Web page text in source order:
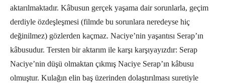
aktarılmaktadır. Kâbusun gerçek yaşama dair sorunlarla, geçim
derdiyle özdeşleşmesi (filmde bu sorunlara neredeyse hiç
değinilmez) gözlerden kaçmaz. Naciye’nin yaşantısı Serap’ın
kâbusudur. Tersten bir aktarım ile karşı karşıyayızdır: Serap
Naciye’nin düşü olmaktan çıkmış Naciye Serap’ın kâbusu
olmuştur. Kulağın elin baş üzerinden dolaştırılması suretiyle